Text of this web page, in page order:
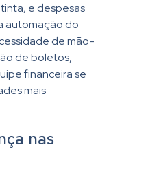
e despesas
automação do
de mão-
de boletos,
financeira se
mais
nas